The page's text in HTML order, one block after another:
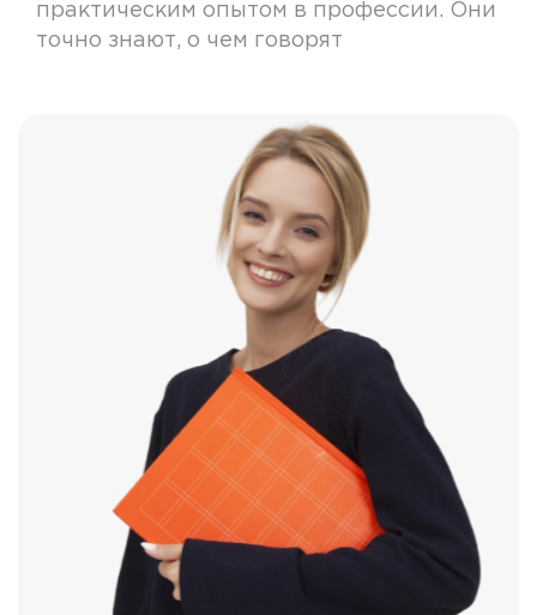
практическим опытом в профессии. Они
точно знают, о чем говорят